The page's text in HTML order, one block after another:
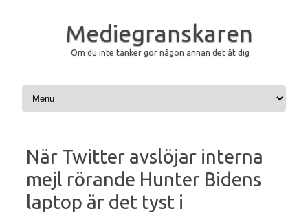
Mediegranskaren
Om du inte tänker gör någon annan det åt dig
Hoppa till innehåll
När Twitter avslöjar interna
mejl rörande Hunter Bidens
laptop är det tyst i